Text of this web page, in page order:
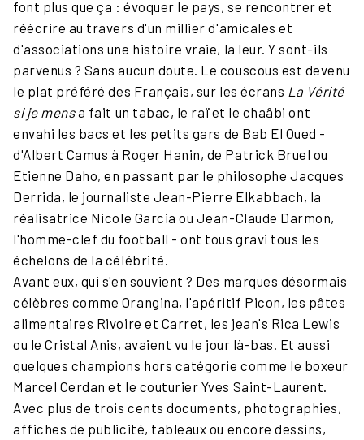
font plus que ça : évoquer le pays, se rencontrer et
réécrire au travers d'un millier d'amicales et
d'associations une histoire vraie, la leur. Y sont-ils
parvenus ? Sans aucun doute. Le couscous est devenu
le plat préféré des Français, sur les écrans La Vérité
si je mensa fait un tabac, le raï et le chaâbi ont
envahi les bacs et les petits gars de Bab El Oued -
d'Albert Camus à Roger Hanin, de Patrick Bruel ou
Etienne Daho, en passant par le philosophe Jacques
Derrida, le journaliste Jean-Pierre Elkabbach, la
réalisatrice Nicole Garcia ou Jean-Claude Darmon,
l'homme-clef du football - ont tous gravi tous les
échelons de la célébrité.
Avant eux, qui s'en souvient ? Des marques désormais
célèbres comme Orangina, l'apéritif Picon, les pâtes
alimentaires Rivoire et Carret, les jean's Rica Lewis
ou le Cristal Anis, avaient vu le jour là-bas. Et aussi
quelques champions hors catégorie comme le boxeur
Marcel Cerdan et le couturier Yves Saint-Laurent.
Avec plus de trois cents documents, photographies,
affiches de publicité, tableaux ou encore dessins,